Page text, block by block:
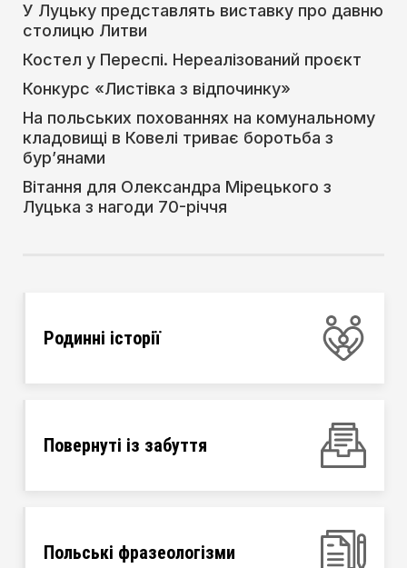
У Луцьку представлять виставку про давню
столицю Литви
Костел у Переспі. Нереалізований проєкт
Конкурс «Листівка з відпочинку»
На польських похованнях на комунальному
кладовищі в Ковелі триває боротьба з
бур’янами
Вітання для Олександра Мірецького з
Луцька з нагоди 70-річчя
Родинні історії
Повернуті із забуття
Польські фразеологізми